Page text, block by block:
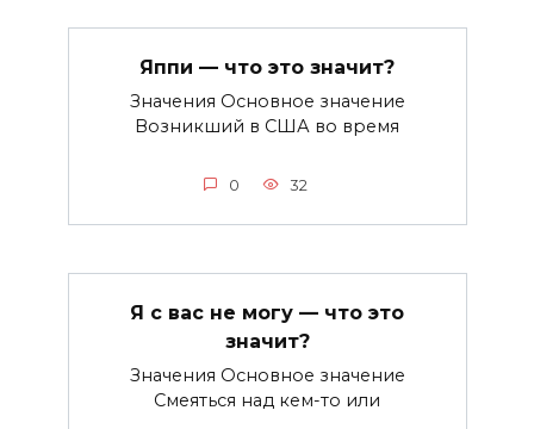
Яппи — что это значит?
Значения Основное значение
Возникший в США во время
0 32
Я с вас не могу — что это
значит?
Значения Основное значение
Смеяться над кем-то или